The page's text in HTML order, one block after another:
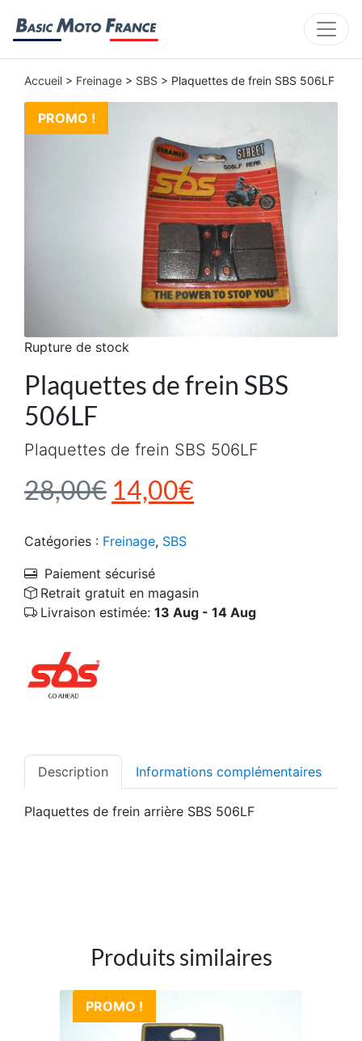
Accueil > Freinage > SBS > Plaquettes de frein SBS 506LF
PROMO !
Plaquettes de frein SBS
506LF
28,00€ Le prix initial était :
14,00€
Plaquettes de frein SBS 506LF
Rupture de stock
Catégories : Freinage, SBS
Paiement sécurisé
Retrait gratuit en magasin
Livraison estimée: 13 Aug - 14 Aug
Description Informations complémentaires
Plaquettes de frein arrière SBS 506LF
Produits similaires
PROMO !